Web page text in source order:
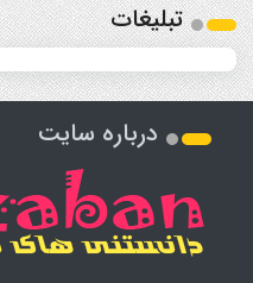
تبلیغات
درباره سایت